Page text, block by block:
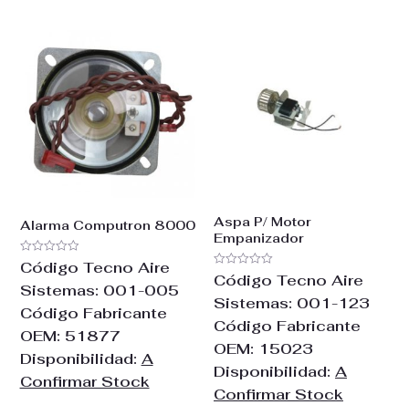
Alarma Computron 8000
Valorado
con
0
de
Código Tecno Aire
Sistemas: 001-005
Código Fabricante
OEM: 51877
Disponibilidad: A
Confirmar Stock
Aspa P/ Motor
Empanizador
Valorado
con
0
de
Código Tecno Aire
Sistemas: 001-123
Código Fabricante
OEM: 15023
Disponibilidad: A
Confirmar Stock